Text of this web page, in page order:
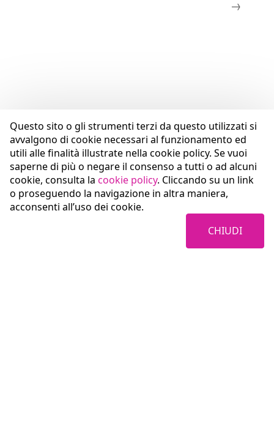
Questo sito o gli strumenti terzi da questo utilizzati si
avvalgono di cookie necessari al funzionamento ed
utili alle finalità illustrate nella cookie policy. Se vuoi
saperne di più o negare il consenso a tutti o ad alcuni
cookie, consulta la cookie policy. Cliccando su un link
o proseguendo la navigazione in altra maniera,
acconsenti all’uso dei cookie.
CHIUDI